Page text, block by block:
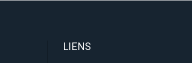
LIENS